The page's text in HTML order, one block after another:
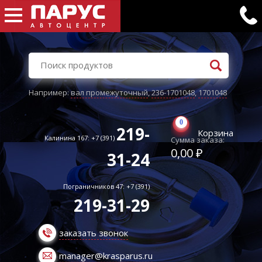
Например:вал промежуточный,236-1701048,1701048
Калинина 167: +7 (391) 219-
31-24
Пограничников 47: +7 (391)
219-31-29
заказать звонок
manager@krasparus.ru
0
Корзина
Сумма заказа:
0,00 ₽